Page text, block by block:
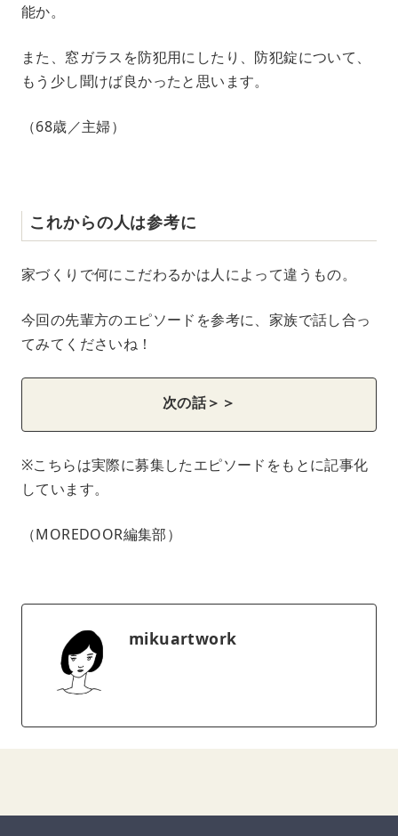
能か。
また、窓ガラスを防犯用にしたり、防犯錠について、
もう少し聞けば良かったと思います。
（68歳／主婦）
これからの人は参考に
家づくりで何にこだわるかは人によって違うもの。
今回の先輩方のエピソードを参考に、家族で話し合っ
てみてくださいね！
次の話＞＞
※こちらは実際に募集したエピソードをもとに記事化
しています。
（MOREDOOR編集部）
mikuartwork